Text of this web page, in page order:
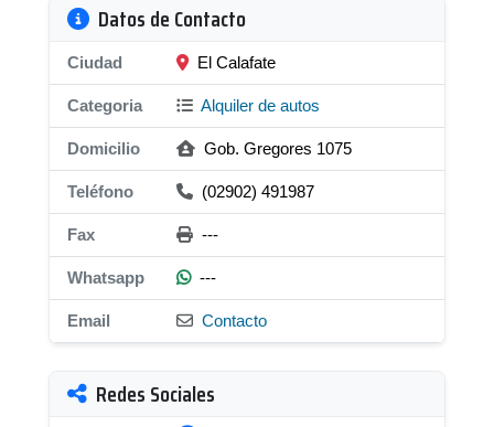
Datos de Contacto
Ciudad El Calafate
Categoria Alquiler de autos
Domicilio Gob. Gregores 1075
Teléfono (02902) 491987
Fax ---
Whatsapp ---
Email Contacto
Redes Sociales